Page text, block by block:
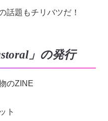
話題もチリバツだ！
」の発行
のZINE
ト